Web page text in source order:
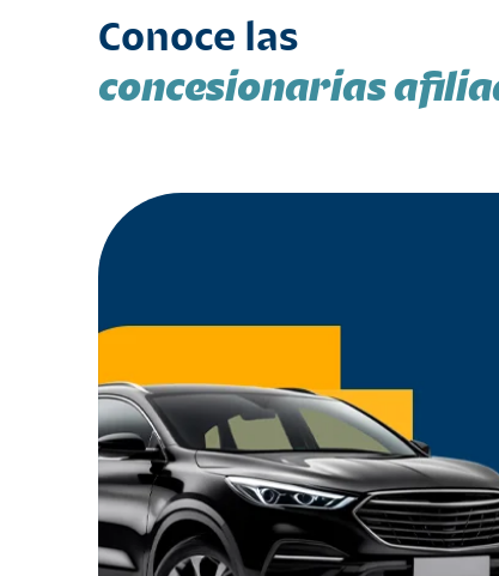
Conoce las
concesionarias